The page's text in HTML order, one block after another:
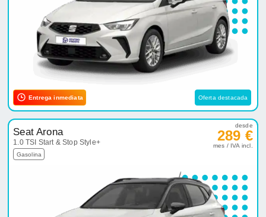
Entrega inmediata Oferta destacada
Seat Arona
1.0 TSI Start & Stop Style+
Gasolina
desde
289 €
mes / IVA incl.